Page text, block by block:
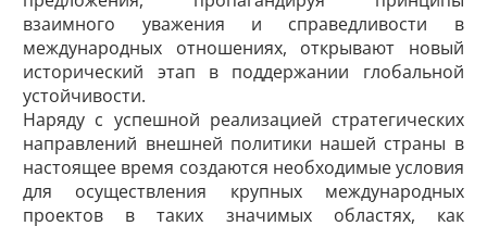
взаимного уважения и справедливости в
международных отношениях, открывают новый
исторический этап в поддержании глобальной
устойчивости.
Наряду с успешной реализацией стратегических
направлений внешней политики нашей страны в
настоящее время создаются необходимые условия
для осуществления крупных международных
проектов в таких значимых областях, как